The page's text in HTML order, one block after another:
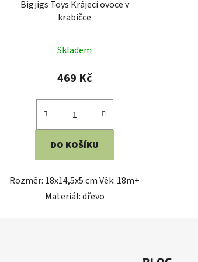
Bigjigs Toys Krájecí ovoce v
krabičce
Skladem
469 Kč
DO KOŠÍKU
Rozměr: 18x14,5x5 cm Věk: 18m+
Materiál: dřevo